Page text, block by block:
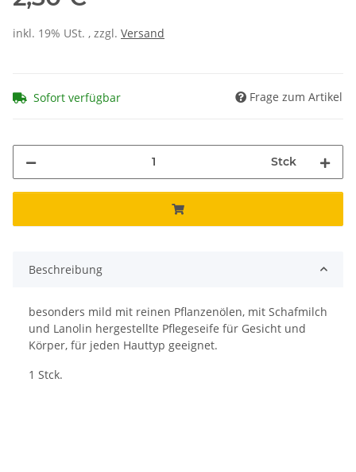
inkl. 19% USt. , zzgl. Versand
Sofort verfügbar Frage zum Artikel
Stck
Beschreibung
besonders mild mit reinen Pflanzenölen, mit Schafmilch
und Lanolin hergestellte Pflegeseife für Gesicht und
Körper, für jeden Hauttyp geeignet.
1 Stck.